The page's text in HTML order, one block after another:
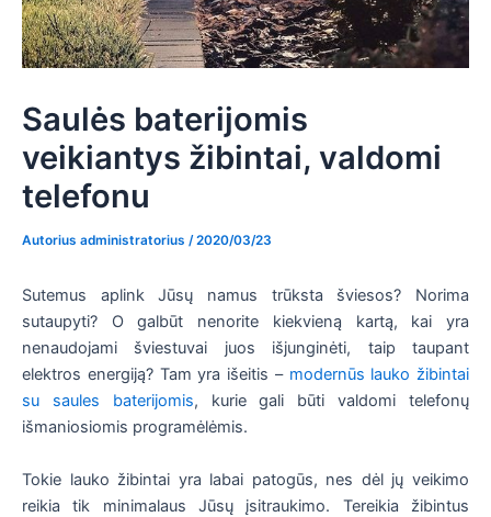
Saulės baterijomis
veikiantys žibintai, valdomi
telefonu
Autorius administratorius /2020/03/23
Sutemus aplink Jūsų namus trūksta šviesos? Norima
sutaupyti? O galbūt nenorite kiekvieną kartą, kai yra
nenaudojami šviestuvai juos išjunginėti, taip taupant
elektros energiją? Tam yra išeitis – modernūs lauko žibintai
su saules baterijomis, kurie gali būti valdomi telefonų
išmaniosiomis programėlėmis.
Tokie lauko žibintai yra labai patogūs, nes dėl jų veikimo
reikia tik minimalaus Jūsų įsitraukimo. Tereikia žibintus